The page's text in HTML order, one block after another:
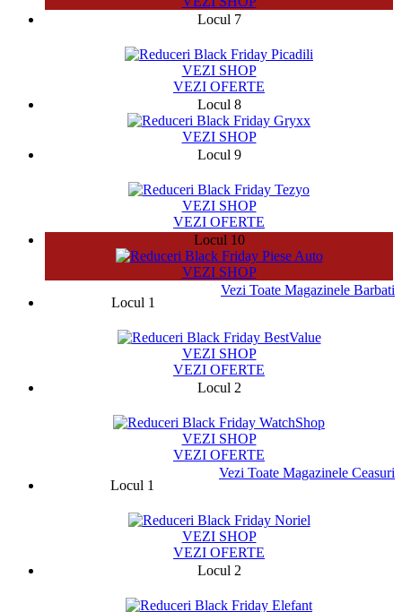
Locul 7
VEZI SHOP
VEZI OFERTE
Locul 8
VEZI SHOP
Locul 9
VEZI SHOP
VEZI OFERTE
Locul 10
VEZI SHOP
Vezi Toate Magazinele Barbati
Locul 1
VEZI SHOP
VEZI OFERTE
Locul 2
VEZI SHOP
VEZI OFERTE
Vezi Toate Magazinele Ceasuri
Locul 1
VEZI SHOP
VEZI OFERTE
Locul 2